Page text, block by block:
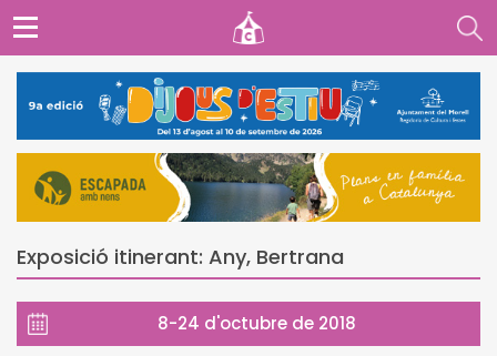
Exposició itinerant: Any, Bertrana
8-24 d'octubre de 2018